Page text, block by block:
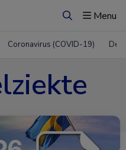
ZoekenMenu
Coronavirus (COVID-19)